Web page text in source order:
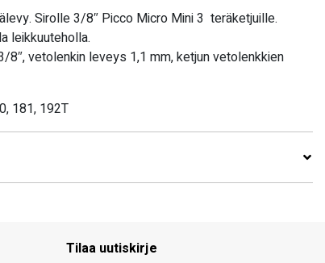
Sirolle 3/8″ Picco Micro Mini 3 teräketjuille.
leikkuuteholla.
8″, vetolenkin leveys 1,1 mm, ketjun vetolenkkien
181, 192T
Tilaa uutiskirje